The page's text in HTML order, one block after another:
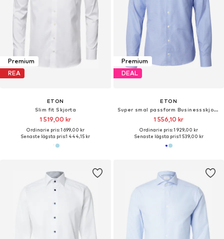
Premium
REA
ETON
Slim fit Skjorta
1 519,00 kr
Ordinarie pris: 1 699,00 kr
Senaste lägsta pris:1 444,15 kr
Premium
DEAL
ETON
Super smal passform Businessskjorta
1 556,10 kr
Ordinarie pris: 1 929,00 kr
Senaste lägsta pris:1 539,00 kr